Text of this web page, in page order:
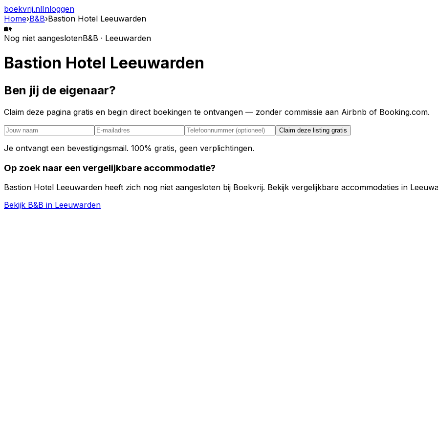
boekvrij.nlInloggen
Home›B&B›Bastion Hotel Leeuwarden
🏡
Nog niet aangeslotenB&B · Leeuwarden
Bastion Hotel Leeuwarden
Ben jij de eigenaar?
Claim deze pagina gratis en begin direct boekingen te ontvangen — zonder commissie aan Airbnb of Booking.com.
Claim deze listing gratis
Je ontvangt een bevestigingsmail. 100% gratis, geen verplichtingen.
Op zoek naar een vergelijkbare accommodatie?
Bastion Hotel Leeuwarden heeft zich nog niet aangesloten bij Boekvrij. Bekijk vergelijkbare accommodaties in
Bekijk B&B in Leeuwarden